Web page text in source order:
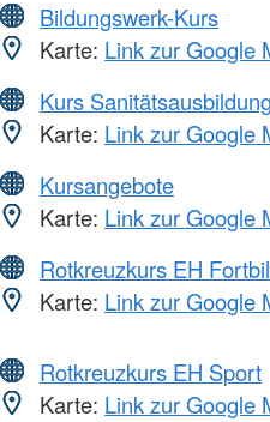
Bildungswerk-Kurs
Karte: Link zur Google
Kurs Sanitätsausbildung
Karte: Link zur Google
Kursangebote
Karte: Link zur Google
Rotkreuzkurs EH
Karte: Link zur Google
Rotkreuzkurs EH Sport
Karte: Link zur Google